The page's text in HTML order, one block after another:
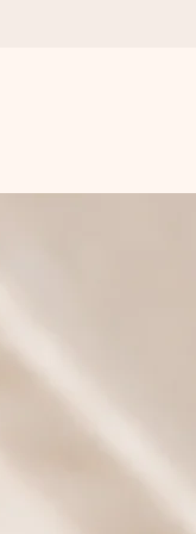
właściwym
poruszy